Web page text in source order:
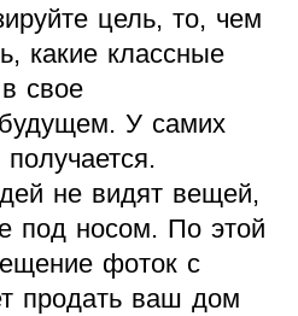
цель, то, чем
какие классные
свое
У самих
не видят вещей,
под носом. По этой
фоток с
продать ваш дом